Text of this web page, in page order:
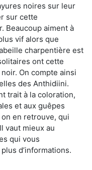
noires sur leur
sur cette
Beaucoup aiment à
vif alors que
charpentière est
ont cette
On compte ainsi
des Anthidiini.
trait à la coloration,
et aux guêpes
en retrouve, qui
vaut mieux au
qui vous
d’informations.